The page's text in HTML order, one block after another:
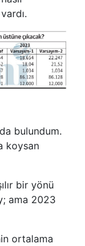
bulundum.
koysan
bir yönü
ama 2023
ortalama